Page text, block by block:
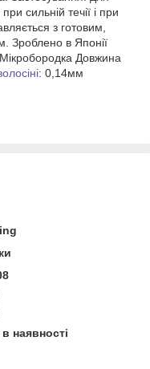
сильній течії і при
з готовим,
Зроблено в Японії
Довжина
: 0,14мм
наявності